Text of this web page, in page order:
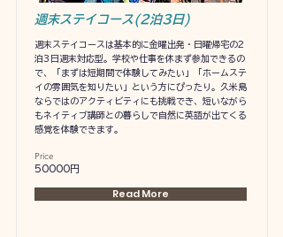
週末ステイコース(2泊3日)
週末ステイコースは基本的に金曜出発・日曜帰宅の2
泊3日週末対応型。学校や仕事を休まず参加できるの
で、「まずは短期間で体験してみたい」「ホームステ
イの雰囲気を知りたい」という方にぴったり。久米島
ならではのアクティビティにも挑戦でき、短いながら
もネイティブ講師との暮らしで自然に英語が出てくる
感覚を体験できます。
Price
50000円
Read More